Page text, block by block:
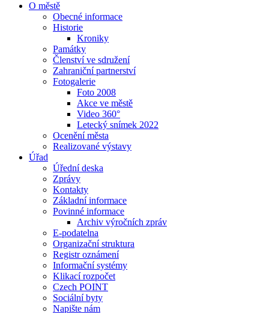
O městě
Obecné informace
Historie
Kroniky
Památky
Členství ve sdružení
Zahraniční partnerství
Fotogalerie
Foto 2008
Akce ve městě
Video 360°
Letecký snímek 2022
Ocenění města
Realizované výstavy
Úřad
Úřední deska
Zprávy
Kontakty
Základní informace
Povinné informace
Archiv výročních zpráv
E-podatelna
Organizační struktura
Registr oznámení
Informační systémy
Klikací rozpočet
Czech POINT
Sociální byty
Napište nám